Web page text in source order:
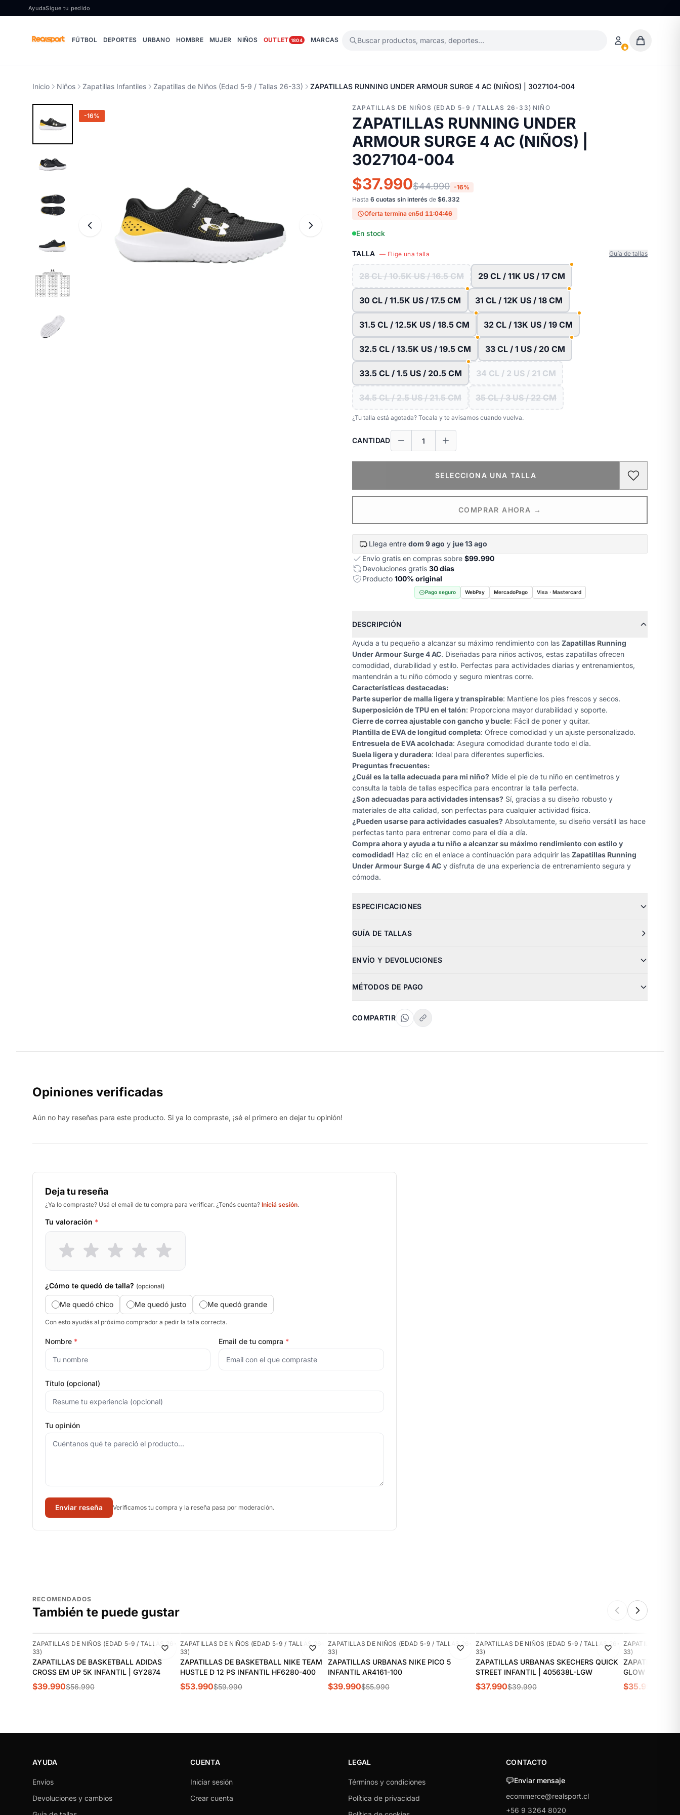
Ir al contenido
AyudaSigue tu pedido
FÚTBOL DEPORTES URBANO HOMBRE MUJER NIÑOS OUTLET 1804 MARCAS Buscar productos, marcas, deportes…
Inicio Niños Zapatillas Infantiles Zapatillas de Niños (Edad 5-9 / Tallas 26-33) ZAPATILLAS RUNNING UNDER ARMOUR SURGE 4 AC (NIÑOS) | 3027104-004
-16%
ZAPATILLAS DE NIÑOS (EDAD 5-9 / TALLAS 26-33)·NIÑO
ZAPATILLAS RUNNING UNDER
ARMOUR SURGE 4 AC (NIÑOS) |
3027104-004
$37.990$44.990 -16%
Hasta 6 cuotas sin interés de $6.332
Oferta termina en5d 11:04:45
En stock
TALLA — Elige una talla Guía de tallas
28 CL / 10.5K US / 16.5 CM 29 CL / 11K US / 17 CM
30 CL / 11.5K US / 17.5 CM 31 CL / 12K US / 18 CM
31.5 CL / 12.5K US / 18.5 CM 32 CL / 13K US / 19 CM
32.5 CL / 13.5K US / 19.5 CM 33 CL / 1 US / 20 CM
33.5 CL / 1.5 US / 20.5 CM 34 CL / 2 US / 21 CM
34.5 CL / 2.5 US / 21.5 CM 35 CL / 3 US / 22 CM
¿Tu talla está agotada? Tocala y te avisamos cuando vuelva.
CANTIDAD
SELECCIONA UNA TALLA
COMPRAR AHORA →
Llega entre dom 9 ago y jue 13 ago
Envío gratis en compras sobre $99.990
Devoluciones gratis 30 días
Producto 100% original
Pago seguro WebPay MercadoPago Visa · Mastercard
DESCRIPCIÓN
Ayuda a tu pequeño a alcanzar su máximo rendimiento con las Zapatillas Running
Under Armour Surge 4 AC. Diseñadas para niños activos, estas zapatillas ofrecen
comodidad, durabilidad y estilo. Perfectas para actividades diarias y entrenamientos,
mantendrán a tu niño cómodo y seguro mientras corre.
Características destacadas:
Parte superior de malla ligera y transpirable: Mantiene los pies frescos y secos.
Superposición de TPU en el talón: Proporciona mayor durabilidad y soporte.
Cierre de correa ajustable con gancho y bucle: Fácil de poner y quitar.
Plantilla de EVA de longitud completa: Ofrece comodidad y un ajuste personalizado.
Entresuela de EVA acolchada: Asegura comodidad durante todo el día.
Suela ligera y duradera: Ideal para diferentes superficies.
Preguntas frecuentes:
¿Cuál es la talla adecuada para mi niño? Mide el pie de tu niño en centímetros y
consulta la tabla de tallas específica para encontrar la talla perfecta.
¿Son adecuadas para actividades intensas? Sí, gracias a su diseño robusto y
materiales de alta calidad, son perfectas para cualquier actividad física.
¿Pueden usarse para actividades casuales? Absolutamente, su diseño versátil las hace
perfectas tanto para entrenar como para el día a día.
Compra ahora y ayuda a tu niño a alcanzar su máximo rendimiento con estilo y
comodidad! Haz clic en el enlace a continuación para adquirir las Zapatillas Running
Under Armour Surge 4 AC y disfruta de una experiencia de entrenamiento segura y
cómoda.
ESPECIFICACIONES
GUÍA DE TALLAS
ENVÍO Y DEVOLUCIONES
MÉTODOS DE PAGO
COMPARTIR
Opiniones verificadas
Aún no hay reseñas para este producto. Si ya lo compraste, ¡sé el primero en dejar tu opinión!
Deja tu reseña
¿Ya lo compraste? Usá el email de tu compra para verificar. ¿Tenés cuenta? Iniciá sesión.
Tu valoración *
¿Cómo te quedó de talla? (opcional)
Me quedó chico Me quedó justo Me quedó grande
Con esto ayudás al próximo comprador a pedir la talla correcta.
Nombre * Email de tu compra *
Título (opcional)
Tu opinión
Enviar reseña Verificamos tu compra y la reseña pasa por moderación.
RECOMENDADOS
También te puede gustar
-30%
ZAPATILLAS DE NIÑOS (EDAD 5-9 / TALLAS 26-
33)
ZAPATILLAS DE BASKETBALL ADIDAS
CROSS EM UP 5K INFANTIL | GY2874
$39.990$56.990
-10%
ZAPATILLAS DE NIÑOS (EDAD 5-9 / TALLAS 26-
33)
ZAPATILLAS DE BASKETBALL NIKE TEAM
HUSTLE D 12 PS INFANTIL HF6280-400
$53.990$59.990
-29%
ZAPATILLAS DE NIÑOS (EDAD 5-9 / TALLAS 26-
33)
ZAPATILLAS URBANAS NIKE PICO 5
INFANTIL AR4161-100
$39.990$55.990
-5%
ZAPATILLAS DE NIÑOS (EDAD 5-9 / TALLAS 26-
33)
ZAPATILLAS URBANAS SKECHERS QUICK
STREET INFANTIL | 405638L-LGW
$37.990$39.990
-10%
ZAPATILLAS DE
33)
ZAPATILLAS
GLOW ULTRA
$35.990
AYUDA
Envíos
Devoluciones y cambios
CUENTA
Iniciar sesión
Crear cuenta
LEGAL
Términos y condiciones
Política de privacidad
CONTACTO
Enviar mensaje
ecommerce@realsport.cl
+56 9 3264 8020